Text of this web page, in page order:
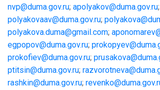
nvp@duma.gov.ru; apolyakov@duma.gov.ru;
polyakovaav@duma.gov.ru;
polyakova.duma@gmail.com;
egpopov@duma.gov.ru;
prokofiev@duma.gov.ru;
ptitsin@duma.gov.ru;
rashkin@duma.gov.ru;